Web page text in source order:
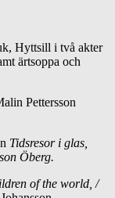
Hyttsill i två akter
ärtsoppa och
Pettersson
Tidsresor i glas,
Öberg.
of the world, /